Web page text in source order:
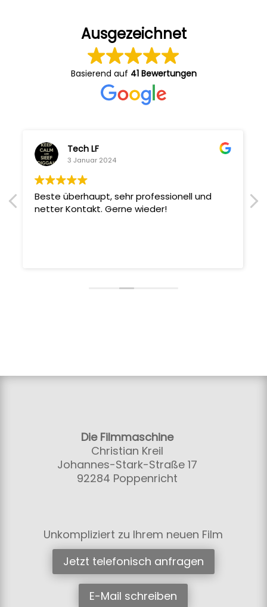
Ausgezeichnet
Basierend auf 41 Bewertungen
Tech LF
3 Januar 2024
Beste überhaupt, sehr professionell und
netter Kontakt. Gerne wieder!
Die Filmmaschine
Christian Kreil
Johannes-Stark-Straße 17
92284 Poppenricht
Unkompliziert zu Ihrem neuen Film
Jetzt telefonisch anfragen
E-Mail schreiben